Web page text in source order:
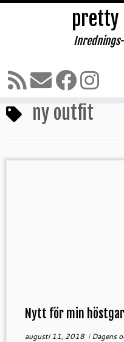
Hoppa
till
pretty
Hem » ny outfit
ny outfit
Nytt för min
augusti 11, 2018iDagens